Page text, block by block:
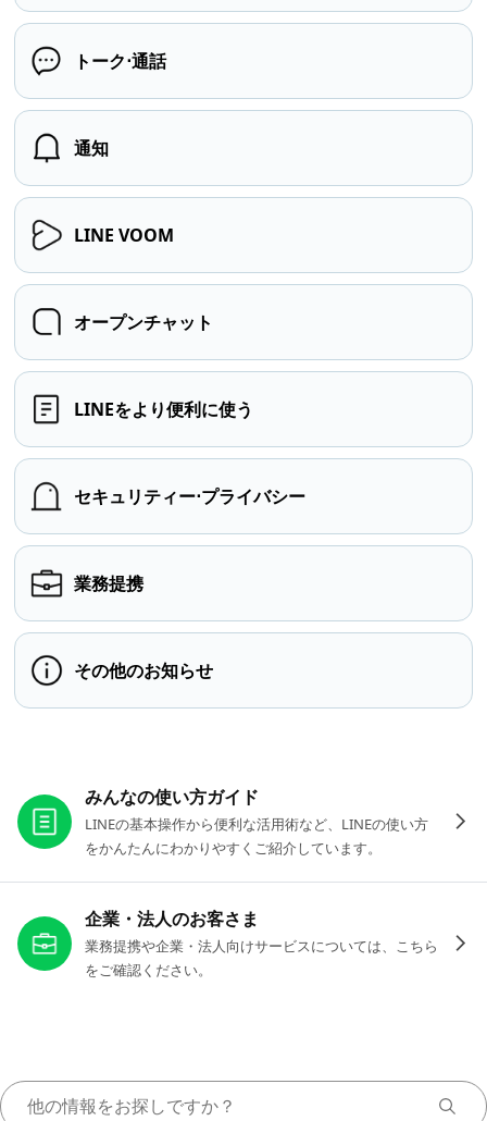
トーク⋅通話
通知
LINE VOOM
オープンチャット
LINEをより便利に使う
セキュリティー⋅プライバシー
業務提携
その他のお知らせ
みんなの使い方ガイド
LINEの基本操作から便利な活用術など、LINEの使い方
をかんたんにわかりやすくご紹介しています。
企業・法人のお客さま
業務提携や企業・法人向けサービスについては、こちら
をご確認ください。